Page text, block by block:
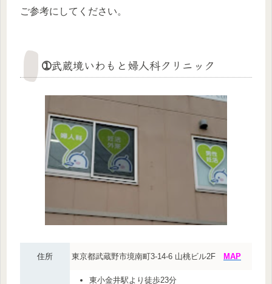
ご参考にしてください。
➀武蔵境いわもと婦人科クリニック
住所 東京都武蔵野市境南町3-14-6 山桃ビル2F MAP
東小金井駅より徒歩23分